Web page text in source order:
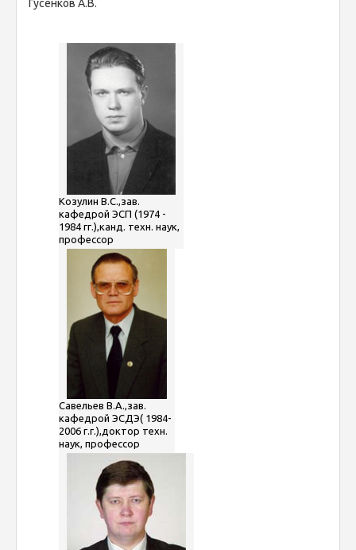
Гусенков А.В.
Козулин В.С.,зав.
кафедрой ЭСП (1974 -
1984 гг.),канд. техн. наук,
профессор
Савельев В.А.,зав.
кафедрой ЭСДЭ( 1984-
2006 г.г.),доктор техн.
наук, профессор